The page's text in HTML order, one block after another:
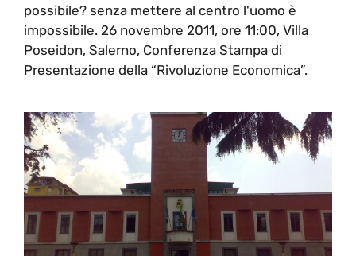
possibile? senza mettere al centro l'uomo è
impossibile. 26 novembre 2011, ore 11:00, Villa
Poseidon, Salerno, Conferenza Stampa di
Presentazione della “Rivoluzione Economica”.